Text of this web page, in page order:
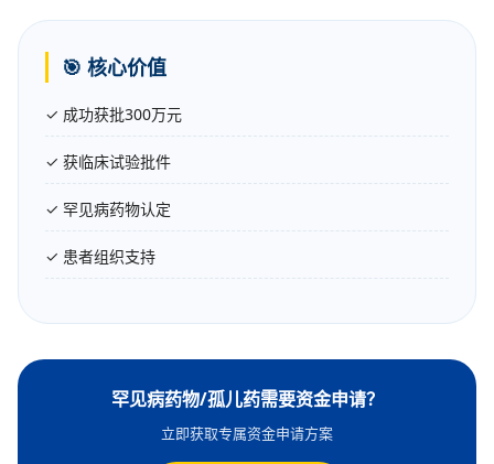
🎯 核心价值
✓ 成功获批300万元
✓ 获临床试验批件
✓ 罕见病药物认定
✓ 患者组织支持
罕见病药物/孤儿药需要资金申请？
立即获取专属资金申请方案